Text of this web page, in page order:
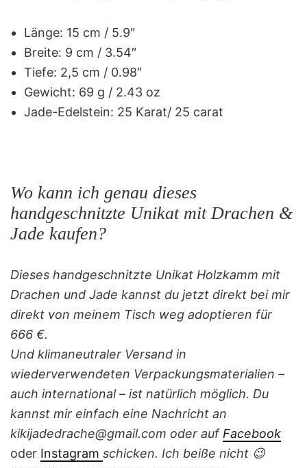
Länge: 15 cm / 5.9″
Breite: 9 cm / 3.54″
Tiefe: 2,5 cm / 0.98″
Gewicht: 69 g / 2.43 oz
Jade-Edelstein: 25 Karat/ 25 carat
Wo kann ich genau dieses
handgeschnitzte Unikat mit Drachen &
Jade kaufen?
Dieses handgeschnitzte Unikat Holzkamm mit
Drachen und Jade kannst du jetzt direkt bei mir
direkt von meinem Tisch weg adoptieren für
666 €.
Und klimaneutraler Versand in
wiederverwendeten Verpackungsmaterialien –
auch international – ist natürlich möglich. Du
kannst mir einfach eine Nachricht an
kikijadedrache@gmail.com oder auf Facebook
oder Instagram schicken. Ich beiße nicht 😉